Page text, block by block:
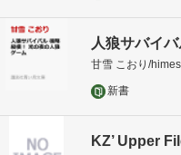
人狼サバイ
甘雪 こおり/
新書
KZ’ Upper